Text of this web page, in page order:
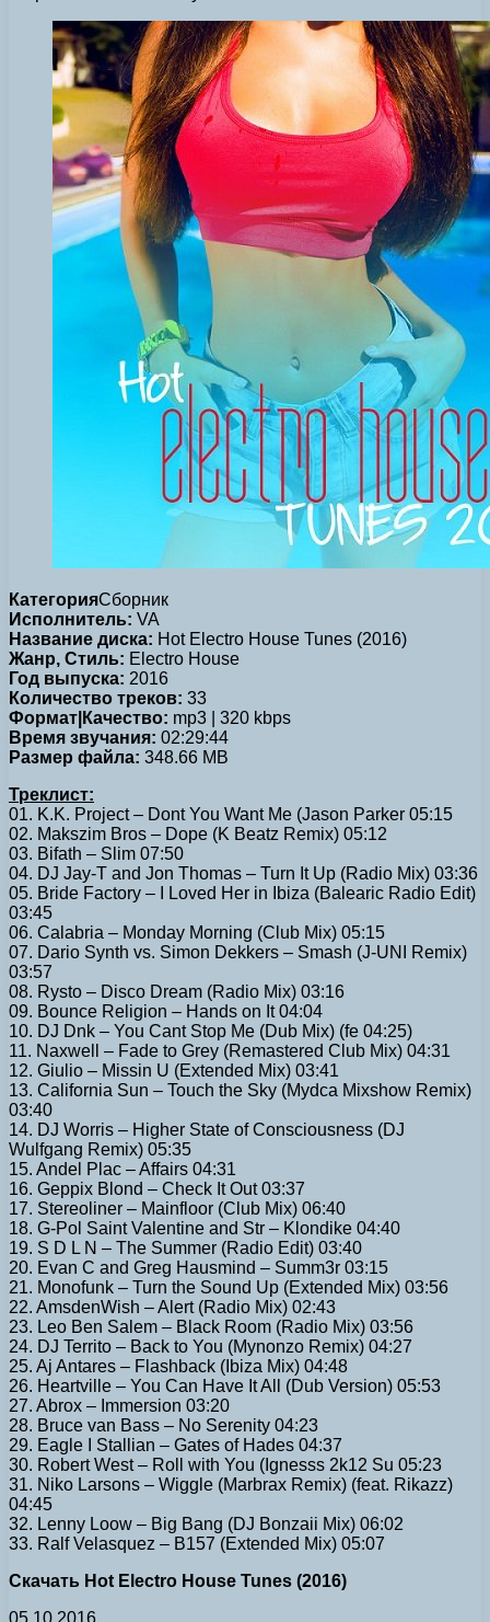
КатегорияСборник
Исполнитель: VA
Название диска: Hot Electro House Tunes (2016)
Жанр, Стиль: Electro House
Год выпуска: 2016
Количество треков: 33
Формат|Качество: mp3 | 320 kbps
Время звучания: 02:29:44
Размер файла: 348.66 MB
Треклист:
01. K.K. Project – Dont You Want Me (Jason Parker 05:15
02. Makszim Bros – Dope (K Beatz Remix) 05:12
03. Bifath – Slim 07:50
04. DJ Jay-T and Jon Thomas – Turn It Up (Radio Mix) 03:36
05. Bride Factory – I Loved Her in Ibiza (Balearic Radio Edit)
03:45
06. Calabria – Monday Morning (Club Mix) 05:15
07. Dario Synth vs. Simon Dekkers – Smash (J-UNI Remix)
03:57
08. Rysto – Disco Dream (Radio Mix) 03:16
09. Bounce Religion – Hands on It 04:04
10. DJ Dnk – You Cant Stop Me (Dub Mix) (fe 04:25)
11. Naxwell – Fade to Grey (Remastered Club Mix) 04:31
12. Giulio – Missin U (Extended Mix) 03:41
13. California Sun – Touch the Sky (Mydca Mixshow Remix)
03:40
14. DJ Worris – Higher State of Consciousness (DJ
Wulfgang Remix) 05:35
15. Andel Plac – Affairs 04:31
16. Geppix Blond – Check It Out 03:37
17. Stereoliner – Mainfloor (Club Mix) 06:40
18. G-Pol Saint Valentine and Str – Klondike 04:40
19. S D L N – The Summer (Radio Edit) 03:40
20. Evan C and Greg Hausmind – Summ3r 03:15
21. Monofunk – Turn the Sound Up (Extended Mix) 03:56
22. AmsdenWish – Alert (Radio Mix) 02:43
23. Leo Ben Salem – Black Room (Radio Mix) 03:56
24. DJ Territo – Back to You (Mynonzo Remix) 04:27
25. Aj Antares – Flashback (Ibiza Mix) 04:48
26. Heartville – You Can Have It All (Dub Version) 05:53
27. Abrox – Immersion 03:20
28. Bruce van Bass – No Serenity 04:23
29. Eagle I Stallian – Gates of Hades 04:37
30. Robert West – Roll with You (Ignesss 2k12 Su 05:23
31. Niko Larsons – Wiggle (Marbrax Remix) (feat. Rikazz)
04:45
32. Lenny Loow – Big Bang (DJ Bonzaii Mix) 06:02
33. Ralf Velasquez – B157 (Extended Mix) 05:07
Скачать Hot Electro House Tunes (2016)
05.10.2016